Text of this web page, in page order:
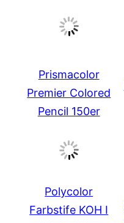
Prismacolor
Premier Colored
Pencil 150er
Polycolor
Farbstife KOH I